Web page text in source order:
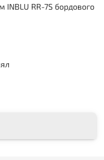
RR-7S бордового